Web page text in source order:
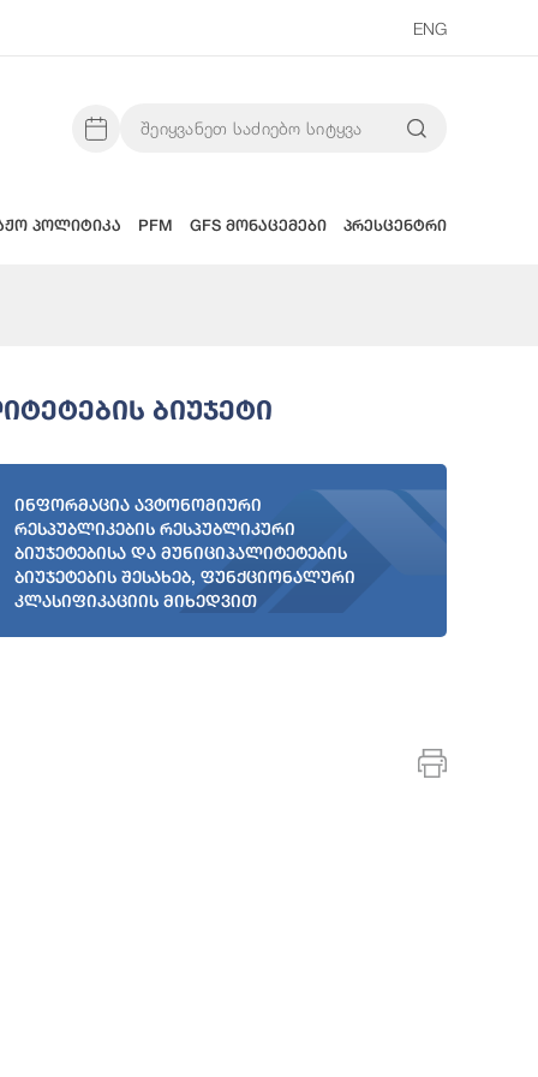
ENG
პოლიტიკა PFM GFS მონაცემები პრესცენტრი
Ბიუჯეტი
ინფორმაცია ავტონომიური
რესპუბლიკების რესპუბლიკური
ბიუჯეტებისა და მუნიციპალიტეტების
ბიუჯეტების შესახებ, ფუნქციონალური
კლასიფიკაციის მიხედვით